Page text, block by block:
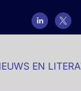
EN